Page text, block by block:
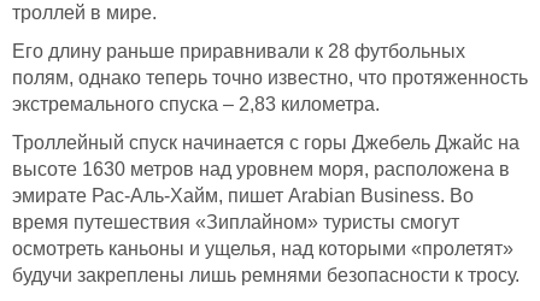
троллей в мире.
Его длину раньше приравнивали к 28 футбольных
полям, однако теперь точно известно, что протяженность
экстремального спуска – 2,83 километра.
Троллейный спуск начинается с горы Джебель Джайс на
высоте 1630 метров над уровнем моря, расположена в
эмирате Рас-Аль-Хайм, пишет Arabian Business. Во
время путешествия «Зиплайном» туристы смогут
осмотреть каньоны и ущелья, над которыми «пролетят»
будучи закреплены лишь ремнями безопасности к тросу.